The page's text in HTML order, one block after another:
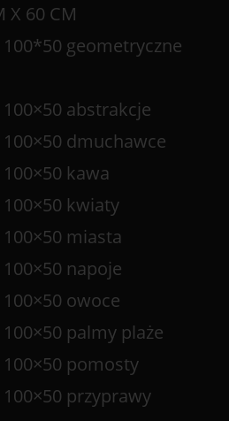
X 60 CM
geometryczne
abstrakcje
dmuchawce
kawa
kwiaty
miasta
napoje
owoce
palmy plaże
pomosty
przyprawy